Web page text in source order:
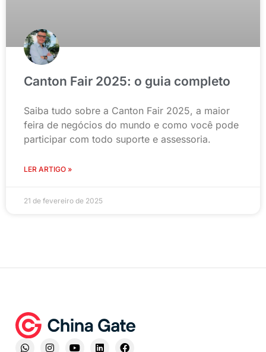
Canton Fair 2025: o guia completo
Saiba tudo sobre a Canton Fair 2025, a maior
feira de negócios do mundo e como você pode
participar com todo suporte e assessoria.
LER ARTIGO »
21 de fevereiro de 2025